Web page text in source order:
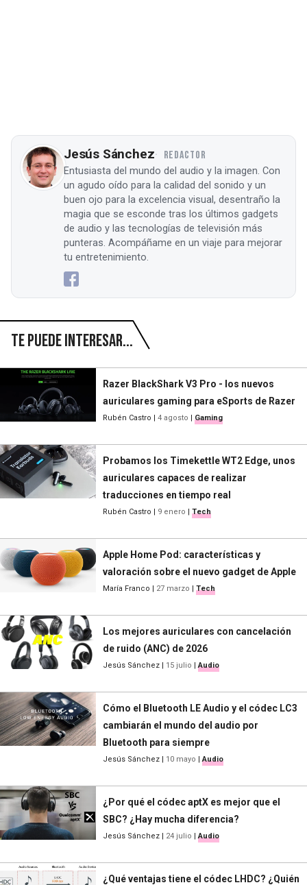
Jesús Sánchez REDACTOR
Entusiasta del mundo del audio y la imagen. Con
un agudo oído para la calidad del sonido y un
buen ojo para la excelencia visual, desentraño la
magia que se esconde tras los últimos gadgets
de audio y las tecnologías de televisión más
punteras. Acompáñame en un viaje para mejorar
tu entretenimiento.
Te puede interesar...
Razer BlackShark V3 Pro - los nuevos
auriculares gaming para eSports de Razer
Rubén Castro | 4 agosto | Gaming
Probamos los Timekettle WT2 Edge, unos
auriculares capaces de realizar
traducciones en tiempo real
Rubén Castro | 9 enero | Tech
Apple Home Pod: características y
valoración sobre el nuevo gadget de Apple
María Franco | 27 marzo | Tech
Los mejores auriculares con cancelación
de ruido (ANC) de 2026
Jesús Sánchez | 15 julio | Audio
Cómo el Bluetooth LE Audio y el códec LC3
cambiarán el mundo del audio por
Bluetooth para siempre
Jesús Sánchez | 10 mayo | Audio
¿Por qué el códec aptX es mejor que el
SBC? ¿Hay mucha diferencia?
Jesús Sánchez | 24 julio | Audio
¿Qué ventajas tiene el códec LHDC? ¿Quién